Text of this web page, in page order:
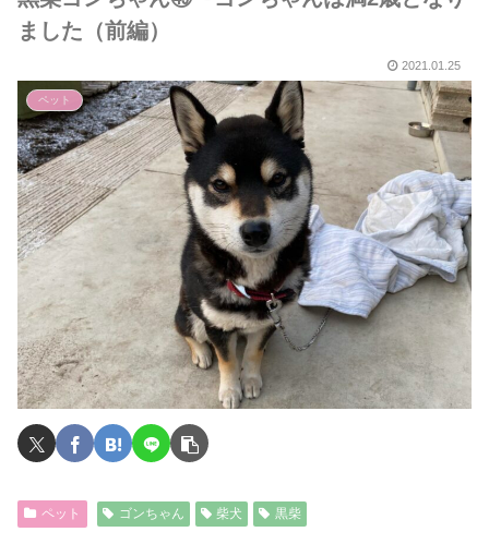
ました（前編）
2021.01.25
ペット
ペット ゴンちゃん 柴犬 黒柴